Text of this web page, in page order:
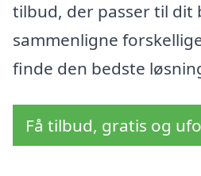
tilbud, der passer til dit
sammenligne
finde den bedste
Få tilbud, gratis og